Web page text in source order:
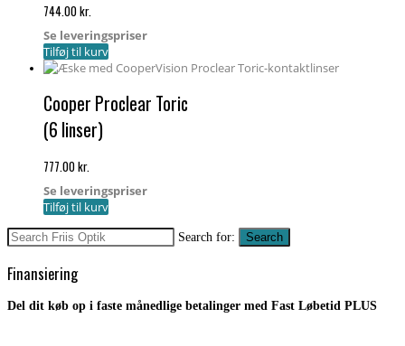
744.00kr.
Se leveringspriser
Tilføj til kurv
Cooper Proclear Toric
(6 linser)
777.00kr.
Se leveringspriser
Tilføj til kurv
Search for: Search
Finansiering
Del dit køb op i faste månedlige betalinger med Fast Løbetid PLUS